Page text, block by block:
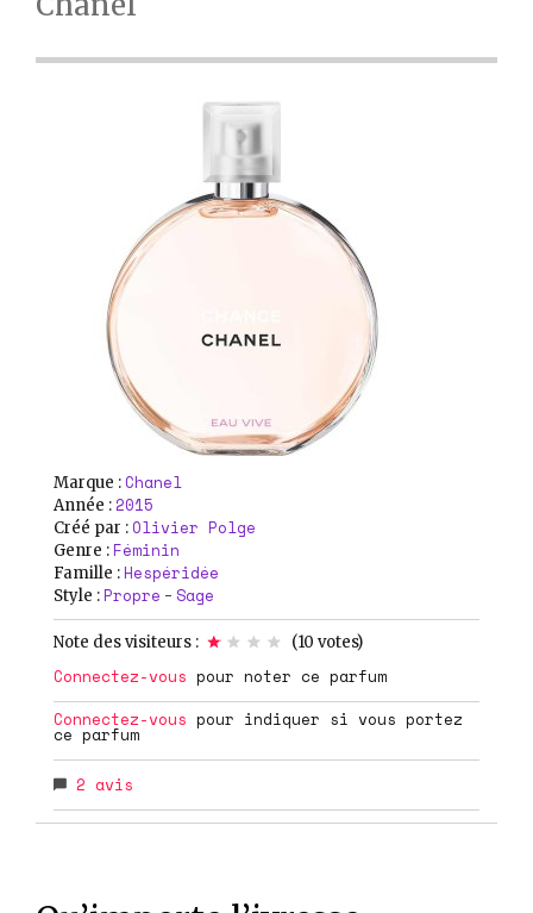
Marque :Chanel
Année :2015
Créé par :Olivier Polge
Genre :Féminin
Famille :Hespéridée
Style :Propre - Sage
Note des visiteurs : (10 votes)
Connectez-vous pour noter ce parfum
Connectez-vous pour indiquer si vous portez
ce parfum
2 avis